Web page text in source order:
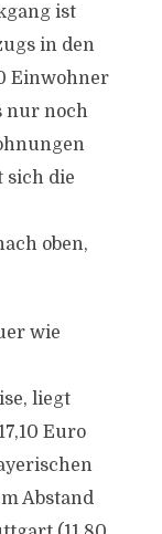
ist
in den
Einwohner
nur noch
sich die
oben,
wie
liegt
Euro
Abstand